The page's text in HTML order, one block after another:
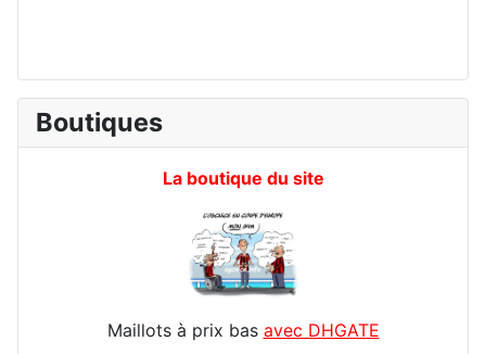
Boutiques
La boutique du site
Maillots à prix bas avec DHGATE